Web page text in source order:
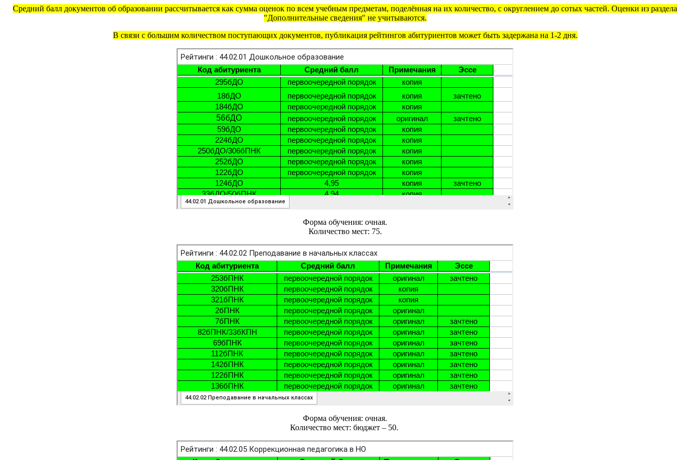
Средний балл документов об образовании рассчитывается как сумма оценок по всем учебным предметам, поделённая на их количество, с округлением до сотых частей. Оценки из раздела
"Дополнительные сведения" не учитываются.
В связи с большим количеством поступающих документов, публикация рейтингов абитуриентов может быть задержана на 1-2 дня.
Форма обучения: очная.
Количество мест: 75.
Форма обучения: очная.
Количество мест: бюджет – 50.